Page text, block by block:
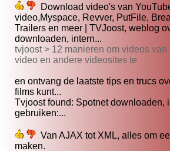
Download video's van
video,Myspace, Revver, PutFile,
Trailers en meer | TVJoost, weblog
downloaden, intern...
tvjoost > 12 manieren om videos
video en andere videosites te
en ontvang de laatste tips en trucs
films kunt...
Tvjoost found: Spotnet downloaden,
gebruiken:...
Van AJAX tot XML, alles om
maken.